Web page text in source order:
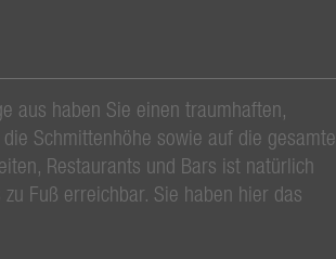
aus haben Sie einen traumhaften,
Schmittenhöhe sowie auf die gesamte
Restaurants und Bars ist natürlich
Fuß erreichbar. Sie haben hier das